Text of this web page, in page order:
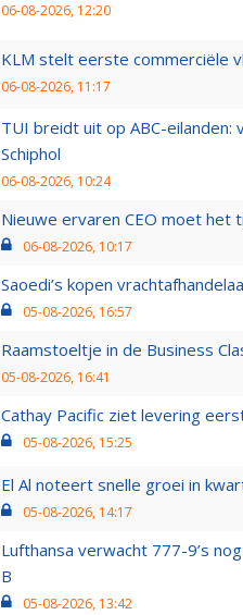
06-08-2026, 12:20
KLM stelt eerste commerciële
06-08-2026, 11:17
TUI breidt uit op ABC-
Schiphol
06-08-2026, 10:24
Nieuwe ervaren CEO moet het
06-08-2026, 10:17
Saoedi’s kopen
05-08-2026, 16:57
Raamstoeltje in de Business
05-08-2026, 16:41
Cathay Pacific ziet levering
05-08-2026, 15:25
El Al noteert snelle groei in
05-08-2026, 14:17
Lufthansa verwacht 777-9’s
B
05-08-2026, 13:42